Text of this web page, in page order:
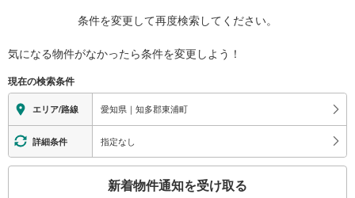
条件を変更して再度検索してください。
気になる物件がなかったら条件を変更しよう！
現在の検索条件
エリア/路線 愛知県｜知多郡東浦町
詳細条件 指定なし
新着物件通知を受け取る